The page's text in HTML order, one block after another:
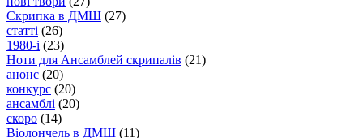
Скрипка в ДМШ (27)
статті (26)
1980-і (23)
Ноти для Ансамблей скрипалів (21)
анонс (20)
конкурс (20)
ансамблі (20)
скоро (14)
Віолончель в ДМШ (11)